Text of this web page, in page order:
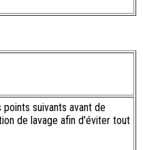
suivants avant de
de lavage afin d'éviter tout